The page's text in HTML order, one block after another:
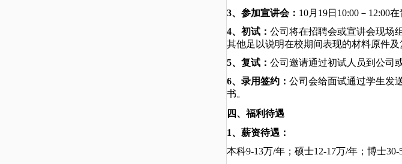
3、参加宣讲会： 10月 19日 10:00 － 12:00在
4、初试： 公司将在招聘会或宣讲会现场
其他足以说明在校期间表现的材料原件及
5、复试： 公司邀请通过初试人员到公司
6、录用签约： 公司会给面试通过学生发
书。
四、福利待遇
1、薪资待遇：
本科9-13万/年；硕士1 2-17万/年 ；博士30-